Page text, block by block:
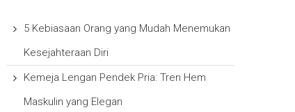
5 Kebiasaan Orang yang Mudah Menemukan
Kesejahteraan Diri
Kemeja Lengan Pendek Pria: Tren Hem
Maskulin yang Elegan